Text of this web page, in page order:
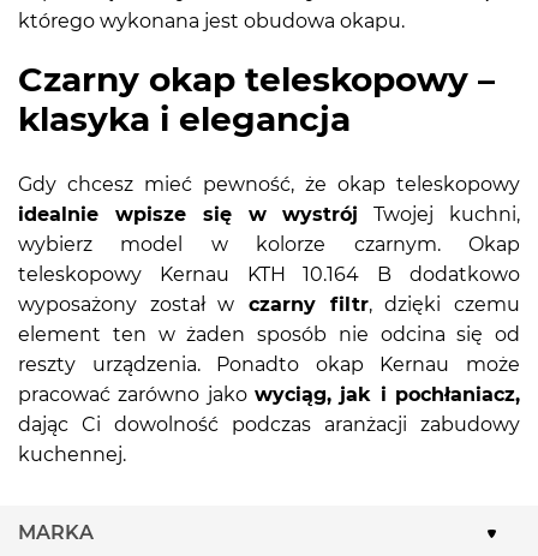
którego wykonana jest obudowa okapu.
Czarny okap teleskopowy –
klasyka i elegancja
Gdy chcesz mieć pewność, że okap teleskopowy
idealnie wpisze się w wystrój Twojej kuchni,
wybierz model w kolorze czarnym. Okap
teleskopowy Kernau KTH 10.164 B dodatkowo
wyposażony został w czarny filtr, dzięki czemu
element ten w żaden sposób nie odcina się od
reszty urządzenia. Ponadto okap Kernau może
pracować zarówno jako wyciąg, jak i pochłaniacz,
dając Ci dowolność podczas aranżacji zabudowy
kuchennej.
MARKA